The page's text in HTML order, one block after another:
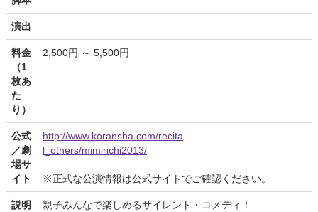
演出
料金
（1
枚あ
た
り）
2,500円 ～ 5,500円
公式
／劇
場サ
イト
http://www.koransha.com/recita
l_others/mimirichi2013/
※正式な公演情報は公式サイトでご確認ください。
説明 親子みんなで楽しめるサイレント・コメディ！